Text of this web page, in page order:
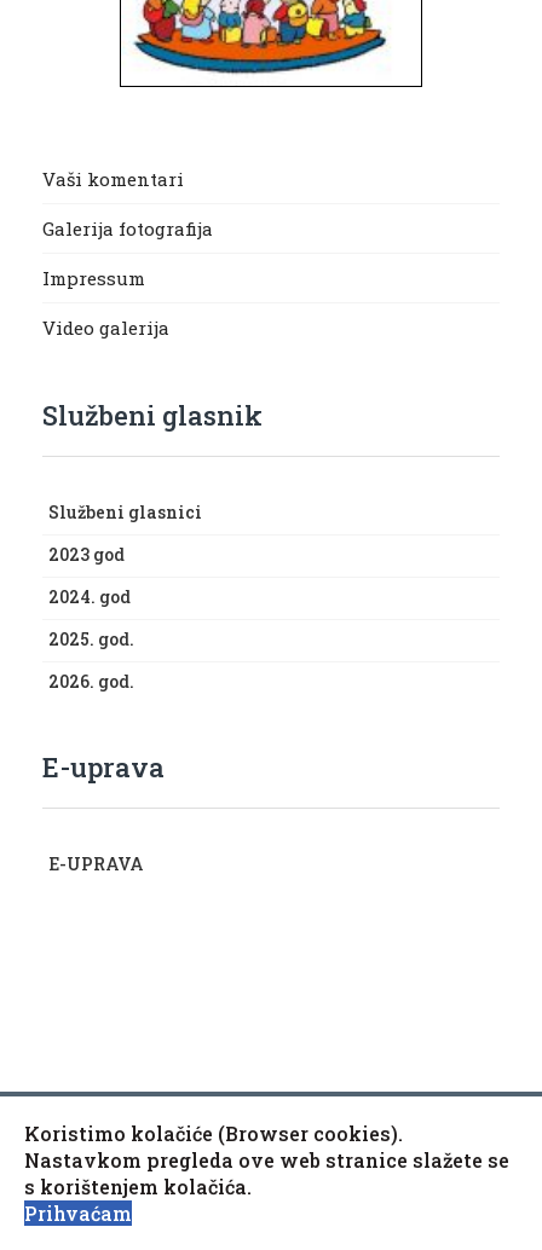
Vaši komentari
Galerija fotografija
Impressum
Video galerija
Službeni glasnik
Službeni glasnici
2023 god
2024. god
2025. god.
2026. god.
E-uprava
E-UPRAVA
Copyright © 2010-2020 Općina Kaptol, Školska 3, 34334
Kaptol
Izjava o pristupačnosti mrežne stranice
Koristimo kolačiće (Browser cookies).
Nastavkom pregleda ove web stranice slažete se
s korištenjem kolačića.
Prihvaćam